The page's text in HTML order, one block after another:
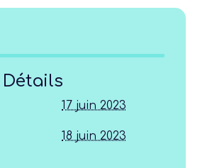
Détails
17 juin 2023
18 juin 2023